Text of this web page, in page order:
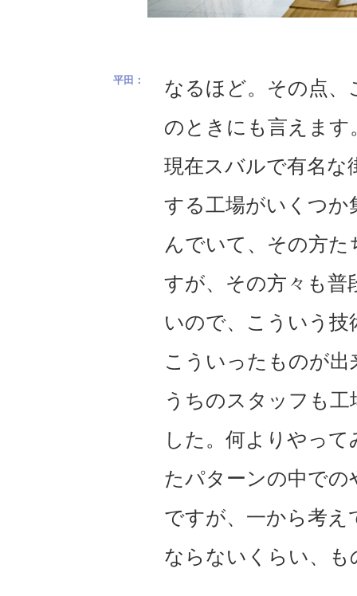
なるほど。その点、
のときにも言えます
現在スバルで有名な
する工場がいくつ
んでいて、その方
すが、その方々も普
いので、こういう
こういったものが
うちのスタッフも
した。何よりやっ
たパターンの中で
ですが、一から考
ならないくらい、